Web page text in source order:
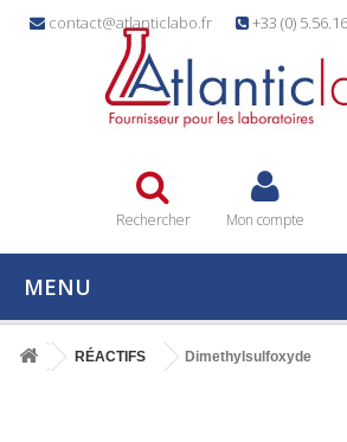
contact@atlanticlabo.fr +33 (0)
Rechercher Mon compte
MENU
RÉACTIFS Dimethylsulfoxyde